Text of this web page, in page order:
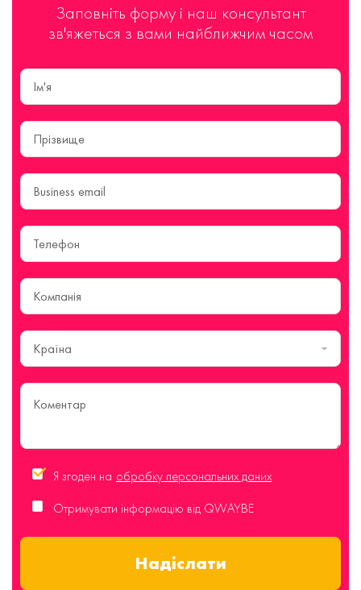
Заповніть форму і наш консультант
зв'яжеться з вами найближчим часом
Країна
Я згоден на обробку персональних даних
Отримувати інформацію від QWAYBE
Надіслати